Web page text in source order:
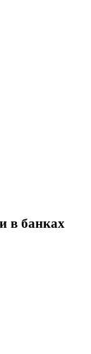
в банках